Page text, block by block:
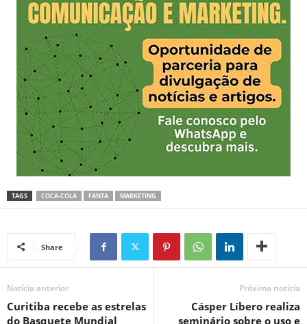
TAGS COCA-COLA FANTA MARKETING
Share
Notícia anterior
Curitiba recebe as estrelas
do Basquete Mundial
Próxima notícia
Cásper Líbero realiza
seminário sobre o uso e